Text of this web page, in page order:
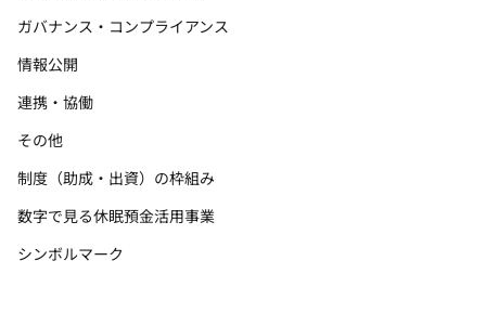
ガバナンス・コンプライアンス
情報公開
連携・協働
その他
制度（助成・出資）の枠組み
数字で見る休眠預金活用事業
シンボルマーク